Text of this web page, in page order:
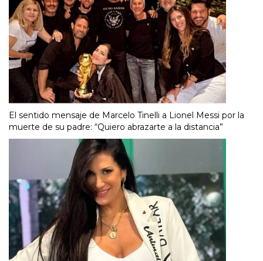
El sentido mensaje de Marcelo Tinelli a Lionel Messi por la
muerte de su padre: “Quiero abrazarte a la distancia”